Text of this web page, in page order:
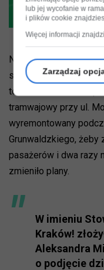
Nawierzchnia coraz
szyn, więc mogą
torowiska. Kwarciak
tramwajowy przy ul.
wyremontowany
Grunwaldzkiego, żeby
pasażerów i dwa razy
zmieniło plany.
W imieniu
Kraków!
Aleksandra
o podjęcie
lub jej wycofanie w
i plików cookie
Więcej informacji
Zarządzaj